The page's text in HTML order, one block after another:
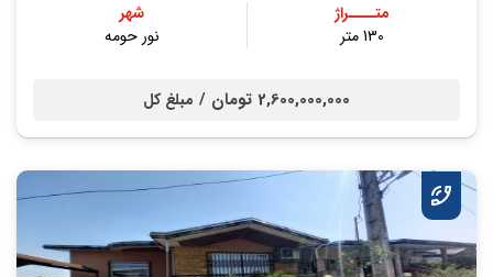
متــــراژ
130 متر
شهر
نور حومه
2,600,000,000 تومان / مبلغ کل